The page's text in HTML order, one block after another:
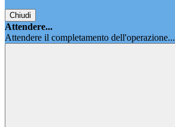
Chiudi
Attendere...
Attendere il completamento dell'operazione...